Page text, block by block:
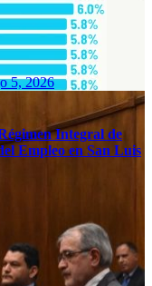
5, 2026
Integral de
Empleo en San Luis